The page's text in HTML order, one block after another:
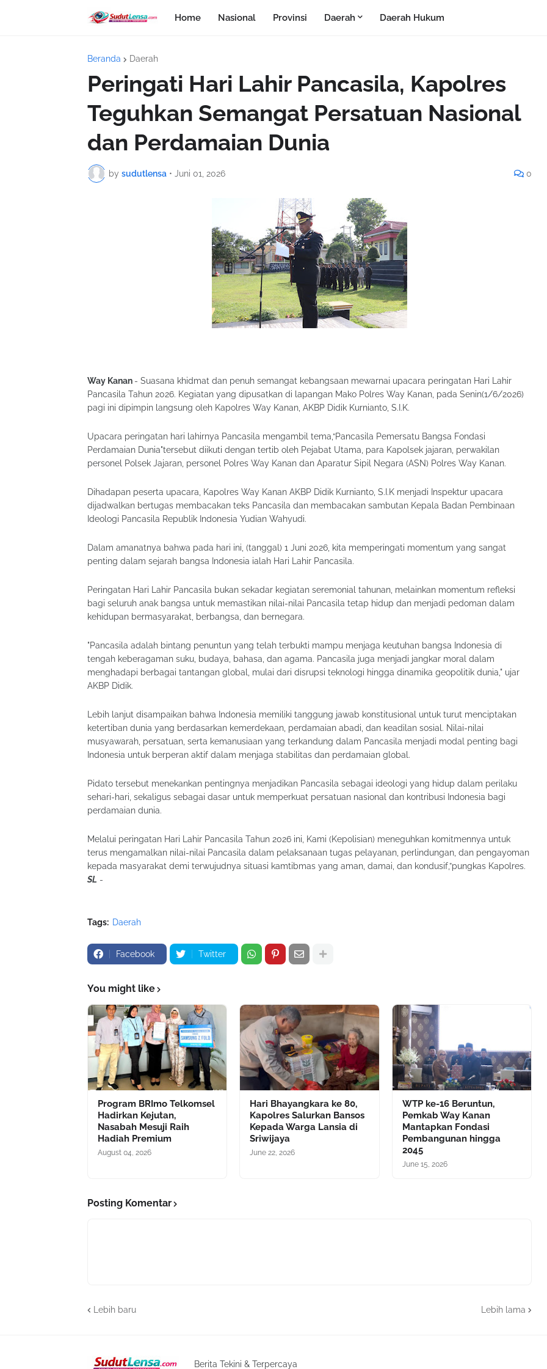
Home Nasional Provinsi Daerah Daerah Hukum
Beranda Daerah
Peringati Hari Lahir Pancasila, Kapolres
Teguhkan Semangat Persatuan Nasional
dan Perdamaian Dunia
by sudutlensa • Juni 01, 2026 0
Way Kanan - Suasana khidmat dan penuh semangat kebangsaan mewarnai upacara peringatan Hari Lahir
Pancasila Tahun 2026. Kegiatan yang dipusatkan di lapangan Mako Polres Way Kanan, pada Senin(1/6/2026)
pagi ini dipimpin langsung oleh Kapolres Way Kanan, AKBP Didik Kurnianto, S.I.K.
Upacara peringatan hari lahirnya Pancasila mengambil tema,“Pancasila Pemersatu Bangsa Fondasi
Perdamaian Dunia"tersebut diikuti dengan tertib oleh Pejabat Utama, para Kapolsek jajaran, perwakilan
personel Polsek Jajaran, personel Polres Way Kanan dan Aparatur Sipil Negara (ASN) Polres Way Kanan.
Dihadapan peserta upacara, Kapolres Way Kanan AKBP Didik Kurnianto, S.I.K menjadi Inspektur upacara
dijadwalkan bertugas membacakan teks Pancasila dan membacakan sambutan Kepala Badan Pembinaan
Ideologi Pancasila Republik Indonesia Yudian Wahyudi.
Dalam amanatnya bahwa pada hari ini, (tanggal) 1 Juni 2026, kita memperingati momentum yang sangat
penting dalam sejarah bangsa Indonesia ialah Hari Lahir Pancasila.
Peringatan Hari Lahir Pancasila bukan sekadar kegiatan seremonial tahunan, melainkan momentum refleksi
bagi seluruh anak bangsa untuk memastikan nilai-nilai Pancasila tetap hidup dan menjadi pedoman dalam
kehidupan bermasyarakat, berbangsa, dan bernegara.
"Pancasila adalah bintang penuntun yang telah terbukti mampu menjaga keutuhan bangsa Indonesia di
tengah keberagaman suku, budaya, bahasa, dan agama. Pancasila juga menjadi jangkar moral dalam
menghadapi berbagai tantangan global, mulai dari disrupsi teknologi hingga dinamika geopolitik dunia," ujar
AKBP Didik.
Lebih lanjut disampaikan bahwa Indonesia memiliki tanggung jawab konstitusional untuk turut menciptakan
ketertiban dunia yang berdasarkan kemerdekaan, perdamaian abadi, dan keadilan sosial. Nilai-nilai
musyawarah, persatuan, serta kemanusiaan yang terkandung dalam Pancasila menjadi modal penting bagi
Indonesia untuk berperan aktif dalam menjaga stabilitas dan perdamaian global.
Pidato tersebut menekankan pentingnya menjadikan Pancasila sebagai ideologi yang hidup dalam perilaku
sehari-hari, sekaligus sebagai dasar untuk memperkuat persatuan nasional dan kontribusi Indonesia bagi
perdamaian dunia.
Melalui peringatan Hari Lahir Pancasila Tahun 2026 ini, Kami (Kepolisian) meneguhkan komitmennya untuk
terus mengamalkan nilai-nilai Pancasila dalam pelaksanaan tugas pelayanan, perlindungan, dan pengayoman
kepada masyarakat demi terwujudnya situasi kamtibmas yang aman, damai, dan kondusif,”pungkas Kapolres.
SL -
Tags: Daerah
Facebook Twitter
You might like
Program BRImo Telkomsel
Hadirkan Kejutan,
Nasabah Mesuji Raih
Hadiah Premium
August 04, 2026
Hari Bhayangkara ke 80,
Kapolres Salurkan Bansos
Kepada Warga Lansia di
Sriwijaya
June 22, 2026
WTP ke-16 Beruntun,
Pemkab Way Kanan
Mantapkan Fondasi
Pembangunan hingga
2045
June 15, 2026
Posting Komentar
Lebih baru Lebih lama
Berita Tekini & Terpercaya